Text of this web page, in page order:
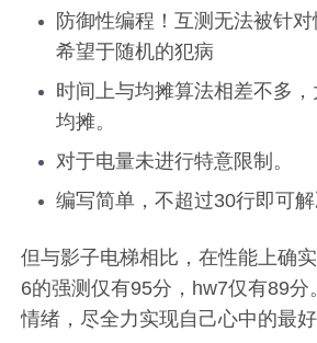
防御性编程！互测无法被针
希望于随机的犯病
时间上与均摊算法相差不多
均摊。
对于电量未进行特意限制。
编写简单，不超过30行即可解
但与影子电梯相比，在性能上确
6的强测仅有95分，hw7仅有89分
情绪，尽全力实现自己心中的最好